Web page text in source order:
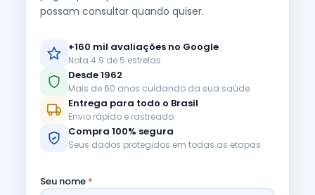
possam consultar quando quiser.
+160 mil avaliações no Google
Nota 4.9 de 5 estrelas
Desde 1962
Mais de 60 anos cuidando da sua saúde
Entrega para todo o Brasil
Envio rápido e rastreado
Compra 100% segura
Seus dados protegidos em todas as etapas
Seu nome *